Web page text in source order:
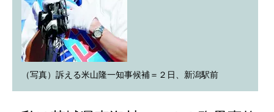
（写真）訴える米山隆一知事候補＝２日、新潟駅前